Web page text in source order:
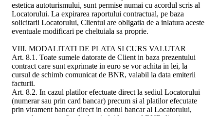
estetica autoturismului, sunt permise numai cu acordul scris al
Locatorului. La expirarea raportului contractual, pe baza
solicitarii Locatorului, Clientul are obligatia de a inlatura aceste
eventuale modificari pe cheltuiala sa proprie.
VIII. MODALITATI DE PLATA SI CURS VALUTAR
Art. 8.1. Toate sumele datorate de Client in baza prezentului
contract care sunt exprimate in euro se vor achita in lei, la
cursul de schimb comunicat de BNR, valabil la data emiterii
facturii.
Art. 8.2. In cazul platilor efectuate direct la sediul Locatorului
(numerar sau prin card bancar) precum si al platilor efecutate
prin virament bancar direct in contul bancar al Locatorului,